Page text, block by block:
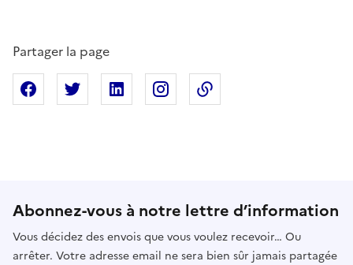
Partager la page
Partager sur Facebook
Partager sur XPartager sur Linkedin
Partager sur Instagram
Abonnez-vous à notre lettre d’information
Vous décidez des envois que vous voulez recevoir… Ou
arrêter. Votre adresse email ne sera bien sûr jamais partagée